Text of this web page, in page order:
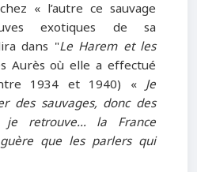
« l’autre ce sauvage
exotiques de sa
dans "Le Harem et les
Aurès où elle a effectué
1934 et 1940) «Je
des sauvages, donc des
je retrouve… la France
que les parlers qui